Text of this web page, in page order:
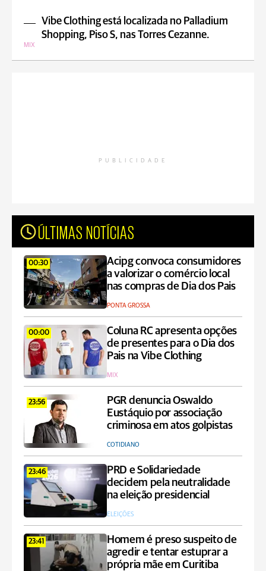
Vibe Clothing está localizada no Palladium
Shopping, Piso S, nas Torres Cezanne.
MIX
PUBLICIDADE
ÚLTIMAS NOTÍCIAS
00:30
Acipg convoca consumidores
a valorizar o comércio local
nas compras de Dia dos Pais
PONTA GROSSA
00:00
Coluna RC apresenta opções
de presentes para o Dia dos
Pais na Vibe Clothing
MIX
23:56
PGR denuncia Oswaldo
Eustáquio por associação
criminosa em atos golpistas
COTIDIANO
23:46
PRD e Solidariedade
decidem pela neutralidade
na eleição presidencial
ELEIÇÕES
23:41
Homem é preso suspeito de
agredir e tentar estuprar a
própria mãe em Curitiba